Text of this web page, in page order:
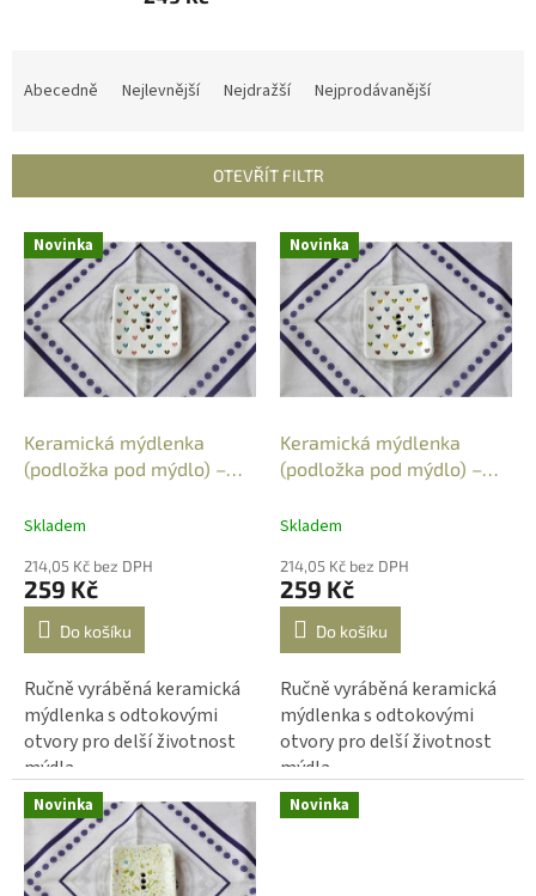
í
Abecedně Nejlevnější Nejdražší Nejprodávanější
OTEVŘÍT FILTR
V Novinka
Keramická mýdlenka
(podložka pod mýdlo) –
srdíčka 4
Skladem
214,05 Kč bez DPH
259 Kč
Do košíku
Ručně vyráběná keramická
mýdlenka s odtokovými
otvory pro delší životnost
mýdla.
Novinka
Keramická mýdlenka
(podložka pod mýdlo) –
srdíčka 6
Skladem
214,05 Kč bez DPH
259 Kč
Do košíku
Ručně vyráběná keramická
mýdlenka s odtokovými
otvory pro delší životnost
mýdla.
Novinka Novinka